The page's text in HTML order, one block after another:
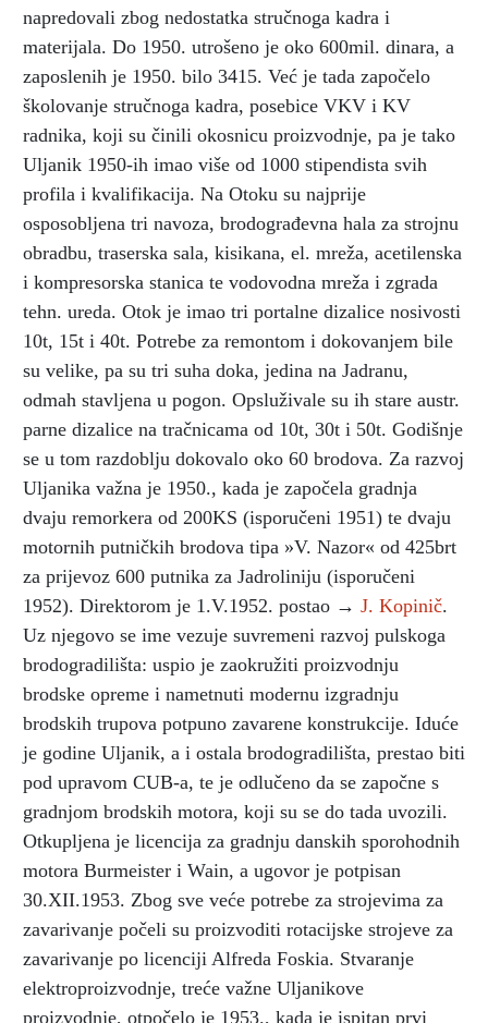
napredovali zbog nedostatka stručnoga kadra i
materijala. Do 1950. utrošeno je oko 600mil. dinara, a
zaposlenih je 1950. bilo 3415. Već je tada započelo
školovanje stručnoga kadra, posebice VKV i KV
radnika, koji su činili okosnicu proizvodnje, pa je tako
Uljanik 1950-ih imao više od 1000 stipendista svih
profila i kvalifikacija. Na Otoku su najprije
osposobljena tri navoza, brodograđevna hala za strojnu
obradbu, traserska sala, kisikana, el. mreža, acetilenska
i kompresorska stanica te vodovodna mreža i zgrada
tehn. ureda. Otok je imao tri portalne dizalice nosivosti
10t, 15t i 40t. Potrebe za remontom i dokovanjem bile
su velike, pa su tri suha doka, jedina na Jadranu,
odmah stavljena u pogon. Opsluživale su ih stare austr.
parne dizalice na tračnicama od 10t, 30t i 50t. Godišnje
se u tom razdoblju dokovalo oko 60 brodova. Za razvoj
Uljanika važna je 1950., kada je započela gradnja
dvaju remorkera od 200KS (isporučeni 1951) te dvaju
motornih putničkih brodova tipa »V. Nazor« od 425brt
za prijevoz 600 putnika za Jadroliniju (isporučeni
1952). Direktorom je 1.V.1952. postao → J. Kopinič.
Uz njegovo se ime vezuje suvremeni razvoj pulskoga
brodogradilišta: uspio je zaokružiti proizvodnju
brodske opreme i nametnuti modernu izgradnju
brodskih trupova potpuno zavarene konstrukcije. Iduće
je godine Uljanik, a i ostala brodogradilišta, prestao biti
pod upravom CUB-a, te je odlučeno da se započne s
gradnjom brodskih motora, koji su se do tada uvozili.
Otkupljena je licencija za gradnju danskih sporohodnih
motora Burmeister i Wain, a ugovor je potpisan
30.XII.1953. Zbog sve veće potrebe za strojevima za
zavarivanje počeli su proizvoditi rotacijske strojeve za
zavarivanje po licenciji Alfreda Foskia. Stvaranje
elektroproizvodnje, treće važne Uljanikove
proizvodnje, otpočelo je 1953., kada je ispitan prvi